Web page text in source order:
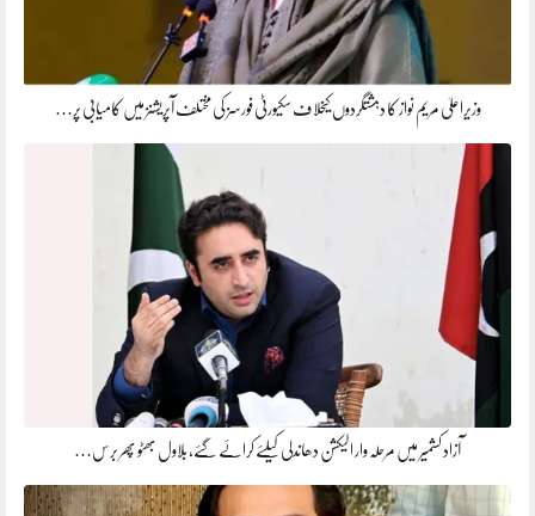
وزیراعلیٰ مریم نواز کا دہشتگردوں کیخلاف سکیورٹی فورسز کی مختلف آپریشنز میں کامیابی پر…
آزاد کشمیر میں مرحلہ وار الیکشن دھاندلی کیلئے کرائے گئے، بلاول بھٹو پھر برس…